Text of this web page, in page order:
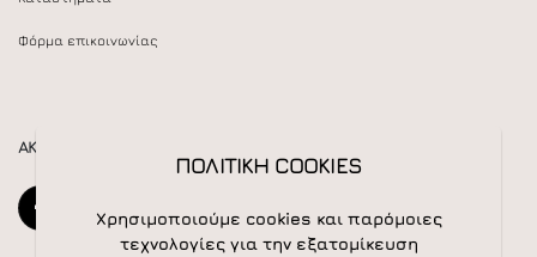
Φόρμα επικοινωνίας
ΑΚΟΛΟΥΘΕΙΣΤΕ ΜΑΣ
ΠΟΛΙΤΙΚΗ COOKIES
Χρησιμοποιούμε cookies και παρόμοιες
τεχνολογίες για την εξατομίκευση